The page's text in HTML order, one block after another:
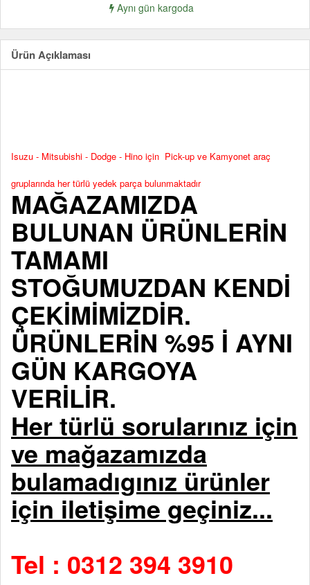
Aynı gün kargoda
Ürün Açıklaması
Isuzu - Mitsubishi - Dodge - Hino için Pick-up ve Kamyonet araç
gruplarında her türlü yedek parça bulunmaktadır
MAĞAZAMIZDA
BULUNAN ÜRÜNLERİN
TAMAMI
STOĞUMUZDAN KENDİ
ÇEKİMİMİZDİR.
ÜRÜNLERİN %95 İ AYNI
GÜN KARGOYA
VERİLİR.
Her türlü sorularınız için
ve mağazamızda
bulamadıgınız ürünler
için iletişime geçiniz...
Tel : 0312 394 3910